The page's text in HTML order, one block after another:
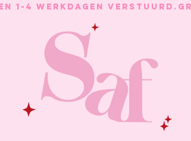
1-4 WERKDAGEN VERSTUURD.